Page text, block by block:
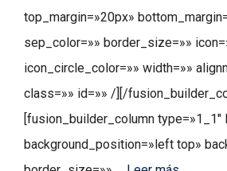
top_margin=»20px»
sep_color=»» border_size=»»
icon_circle_color=»» width=»»
class=»» id=»» /][/
[fusion_builder_column type=»1_1″
background_position=»left top»